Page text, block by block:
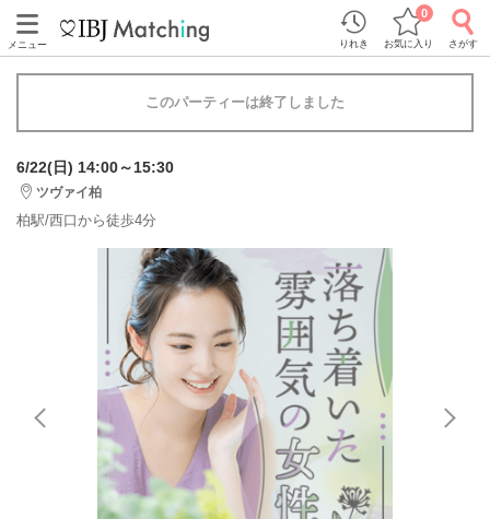
メニュー りれき お気に入り
0
さがす
このパーティーは終了しました
6/22(日) 14:00～15:30
ツヴァイ柏
柏駅/西口から徒歩4分